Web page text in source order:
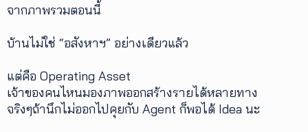
จากภาพรวมตอนนี้
บ้านไม่ใช่ “อสังหาฯ” อย่างเดียวแล้ว
แต่คือ Operating Asset
เจ้าของคนไหนมองภาพออกสร้างรายได้หลายทาง
จริงๆถ้านึกไม่ออกไปคุยกับ Agent ก็พอได้ Idea นะ